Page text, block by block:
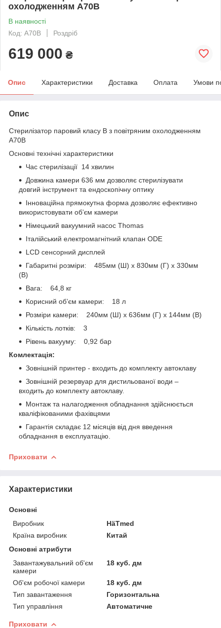
охолодженням A70B
В наявності
Код: A70B
Роздріб
619 000 ₴
Опис Характеристики Доставка Оплата Умови
Опис
Стерилізатор паровий класу B з повітряним охолодженням
A70B
Основні технічні характеристики
Час стерилізації 14 хвилин
Довжина камери 636 мм дозволяє стерилізувати
довгий інструмент та ендоскопічну оптику
Інноваційна прямокутна форма дозволяє ефективно
використовувати об’єм камери
Німецький вакуумний насос Thomas
Італійський електромагнітний клапан ODE
LCD сенсорний дисплей
Габаритні розміри: 485мм (Ш) x 830мм (Г) x 330мм
(В)
Вага: 64,8 кг
Корисний об’єм камери: 18 л
Розміри камери: 240мм (Ш) x 636мм (Г) x 144мм (В)
Кількість лотків: 3
Рівень вакууму: 0,92 бар
Комлектація:
Зовнішній принтер - входить до комплекту автоклаву
Зовнішній резервуар для дистильованої води –
входить до комплекту автоклаву.
Монтаж та налагодження обладнання здійснюється
кваліфікованими фахівцями
Гарантія складає 12 місяців від дня введення
обладнання в експлуатацію.
Приховати
Характеристики
Основні
Виробник
HäTmed
Країна виробник
Китай
Основні атрибути
Завантажувальний об'єм
камери
18 куб. дм
Об'єм робочої камери
18 куб. дм
Тип завантаження
Горизонтальна
Тип управління
Автоматичне
Приховати